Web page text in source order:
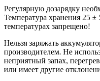
Регулярную дозарядку
Температура хранения 25
температурах запрещено!
Нельзя заряжать
производителем. Не
неприятный запах,
или имеет другие